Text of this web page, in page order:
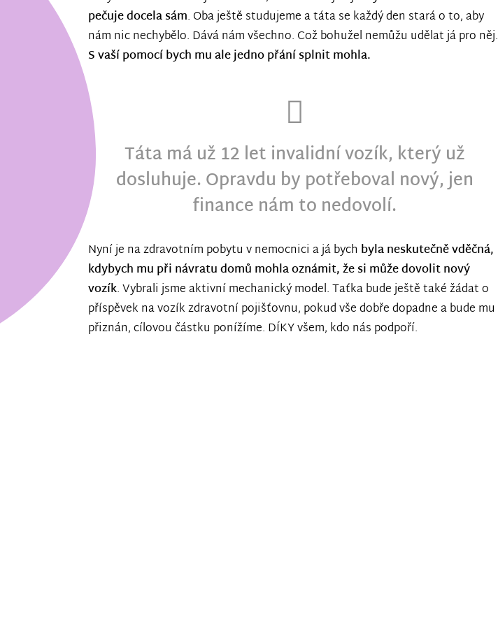
pečuje docela sám. Oba ještě studujeme a táta se každý den stará o to, aby
nám nic nechybělo. Dává nám všechno. Což bohužel nemůžu udělat já pro něj.
S vaší pomocí bych mu ale jedno přání splnit mohla.
Táta má už 12 let invalidní vozík, který už
dosluhuje. Opravdu by potřeboval nový, jen
finance nám to nedovolí.
Nyní je na zdravotním pobytu v nemocnici a já bych byla neskutečně vděčná,
kdybych mu při návratu domů mohla oznámit, že si může dovolit nový
vozík. Vybrali jsme aktivní mechanický model. Taťka bude ještě také žádat o
příspěvek na vozík zdravotní pojišťovnu, pokud vše dobře dopadne a bude mu
přiznán, cílovou částku ponížíme. DÍKY všem, kdo nás podpoří.